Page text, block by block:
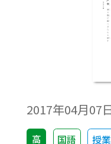
2017年04月07
高 国語 授